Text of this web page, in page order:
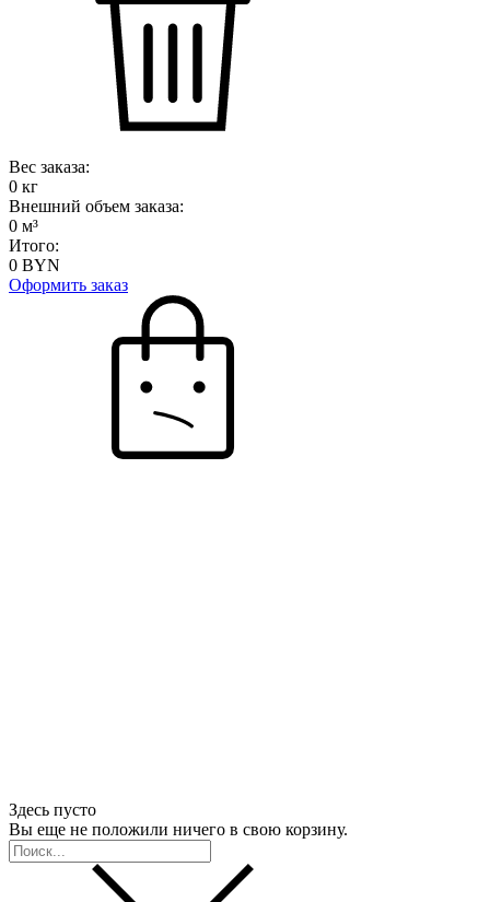
Вес заказа:
0 кг
Внешний объем заказа:
0 м³
Итого:
0 BYN
Оформить заказ
Здесь пусто
Вы еще не положили ничего в свою корзину.